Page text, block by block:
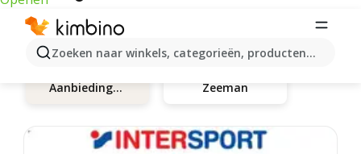
Zoeken naar winkels, categorieën, producten...
Aanbiedingen Zeeman